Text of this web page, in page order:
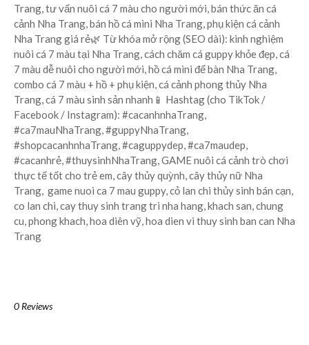
Trang, tư vấn nuôi cá 7 màu cho người mới, bán thức ăn cá
cảnh Nha Trang, bán hồ cá mini Nha Trang, phụ kiện cá cảnh
Nha Trang giá rẻ🌿 Từ khóa mở rộng (SEO dài): kinh nghiệm
nuôi cá 7 màu tại Nha Trang, cách chăm cá guppy khỏe đẹp, cá
7 màu dễ nuôi cho người mới, hồ cá mini để bàn Nha Trang,
combo cá 7 màu + hồ + phụ kiện, cá cảnh phong thủy Nha
Trang, cá 7 màu sinh sản nhanh📱 Hashtag (cho TikTok /
Facebook / Instagram): #cacanhnhaTrang,
#ca7mauNhaTrang, #guppyNhaTrang,
#shopcacanhnhaTrang, #caguppydep, #ca7maudep,
#cacanhrẻ, #thuysinhNhaTrang, GAME nuôi cá cảnh trò chơi
thực tế tốt cho trẻ em, cây thủy quỳnh, cây thủy nữ Nha
Trang, game nuoi ca 7 mau guppy, cỏ lan chi thủy sinh bán cạn,
co lan chi, cay thuy sinh trang tri nha hang, khach san, chung
cu, phong khach, hoa diên vỹ, hoa dien vi thuy sinh ban can Nha
Trang
0 Reviews